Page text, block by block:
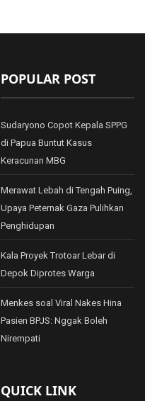
POPULAR POST
Sudaryono Copot Kepala SPPG
di Papua Buntut Kasus
Keracunan MBG
Merawat Lebah di Tengah Puing,
Upaya Peternak Gaza Pulihkan
Penghidupan
Kala Proyek Trotoar Lebar di
Depok Diprotes Warga
Menkes soal Viral Nakes Hina
Pasien BPJS: Nggak Boleh
Nirempati
QUICK LINK